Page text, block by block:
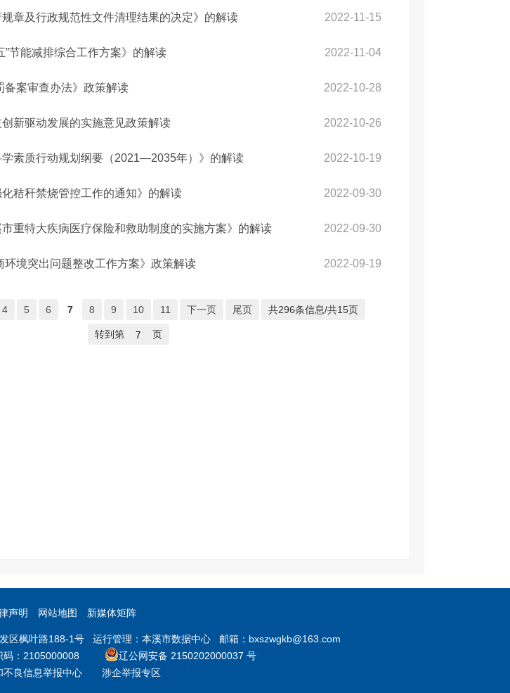
2022-11-15
章及行政规范性文件清理结果的决定》的解读
2022-11-04
”节能减排综合工作方案》的解读
2022-10-28
备案审查办法》政策解读
2022-10-26
新驱动发展的实施意见政策解读
2022-10-19
学素质行动规划纲要（2021—2035年）》的解读
2022-09-30
秸秆禁烧管控工作的通知》的解读
2022-09-30
重特大疾病医疗保险和救助制度的实施方案》的解读
2022-09-19
环境突出问题整改工作方案》政策解读
4 5 6 7 8 9 10 11 下一页 尾页 共296条信息/共15页
转到第 页
声明 网站地图 新媒体矩阵
区枫叶路188-1号 运行管理：本溪市数据中心 邮箱：bxszwgkb@163.com
：2105000008
辽公网安备 2150202000037 号
不良信息举报中心
涉企举报专区